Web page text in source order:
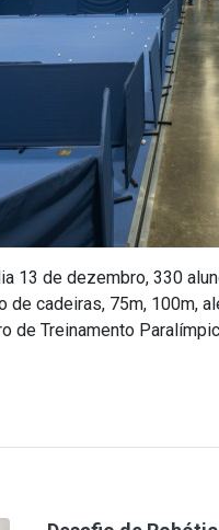
13 de dezembro, 330
de cadeiras, 75m, 100m,
de Treinamento